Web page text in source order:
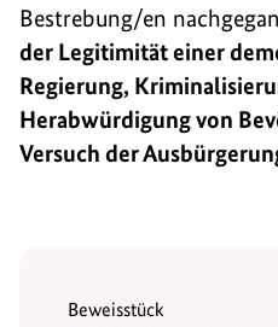
Bestrebung/en
der Legitimität einer
Regierung,
Herabwürdigung von
Versuch der
Beweisstück